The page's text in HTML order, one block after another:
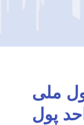
پول ملی
پول